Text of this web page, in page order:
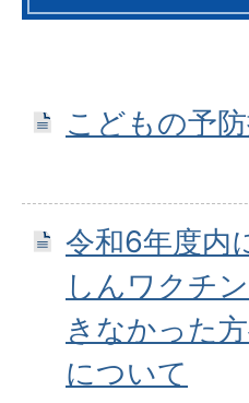
こどもの予
令和6年度内
しんワクチ
きなかった
について